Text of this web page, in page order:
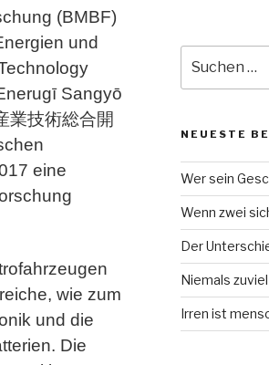
(BMBF)
und
Sangyō
業技術総合開
eine
wie zum
und die
Die
nach:
NEUESTE
Wer sein
Wenn zwei
Der
Niemals
Irren ist